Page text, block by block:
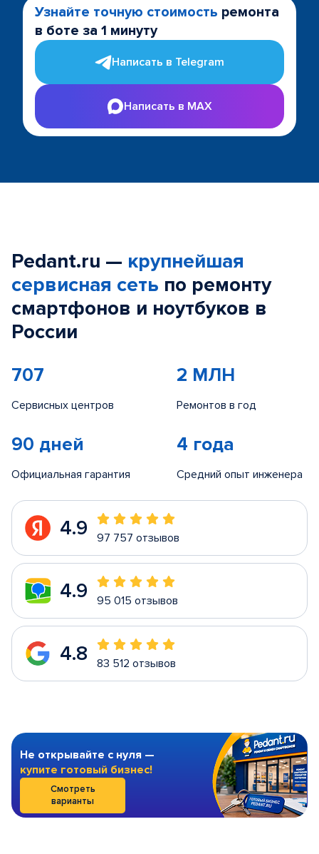
Узнайте точную стоимость ремонта
в боте за 1 минуту
Написать в Telegram
Написать в MAX
Pedant.ru — крупнейшая
сервисная сеть по ремонту
смартфонов и ноутбуков в
России
707
Сервисных центров
2 МЛН
Ремонтов в год
90 дней
Официальная гарантия
4 года
Средний опыт инженера
4.9 97 757 отзывов
4.9 95 015 отзывов
4.8 83 512 отзывов
Не открывайте с нуля —
купите готовый бизнес!
Смотреть
варианты